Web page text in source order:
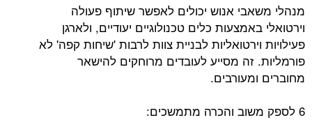
מנהלי משאבי אנוש יכולים לאפשר שיתוף פעולה
וירטואלי באמצעות כלים טכנולוגיים יעודיים, ולארגן
פעילויות וירטואליות לבניית צוות לרבות 'שיחות קפה' לא
פורמליות. זה מסייע לעובדים מרוחקים להישאר
מחוברים ומעורבים.
6 לספק משוב והכרה מתמשכים: